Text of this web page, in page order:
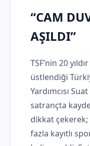
“CAM
AŞILDI”
TSF’nin 20
üstlendiği
Yardımcısı
satrançta
dikkat çekerek;
fazla kayıtlı